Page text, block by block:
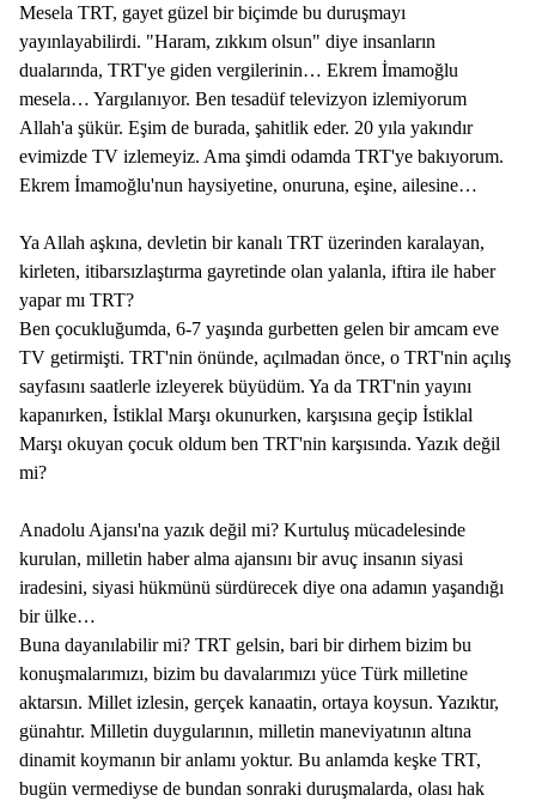
Mesela TRT, gayet güzel bir biçimde bu duruşmayı
yayınlayabilirdi. "Haram, zıkkım olsun" diye insanların
dualarında, TRT'ye giden vergilerinin… Ekrem İmamoğlu
mesela… Yargılanıyor. Ben tesadüf televizyon izlemiyorum
Allah'a şükür. Eşim de burada, şahitlik eder. 20 yıla yakındır
evimizde TV izlemeyiz. Ama şimdi odamda TRT'ye bakıyorum.
Ekrem İmamoğlu'nun haysiyetine, onuruna, eşine, ailesine…
Ya Allah aşkına, devletin bir kanalı TRT üzerinden karalayan,
kirleten, itibarsızlaştırma gayretinde olan yalanla, iftira ile haber
yapar mı TRT?
Ben çocukluğumda, 6-7 yaşında gurbetten gelen bir amcam eve
TV getirmişti. TRT'nin önünde, açılmadan önce, o TRT'nin açılış
sayfasını saatlerle izleyerek büyüdüm. Ya da TRT'nin yayını
kapanırken, İstiklal Marşı okunurken, karşısına geçip İstiklal
Marşı okuyan çocuk oldum ben TRT'nin karşısında. Yazık değil
mi?
Anadolu Ajansı'na yazık değil mi? Kurtuluş mücadelesinde
kurulan, milletin haber alma ajansını bir avuç insanın siyasi
iradesini, siyasi hükmünü sürdürecek diye ona adamın yaşandığı
bir ülke…
Buna dayanılabilir mi? TRT gelsin, bari bir dirhem bizim bu
konuşmalarımızı, bizim bu davalarımızı yüce Türk milletine
aktarsın. Millet izlesin, gerçek kanaatin, ortaya koysun. Yazıktır,
günahtır. Milletin duygularının, milletin maneviyatının altına
dinamit koymanın bir anlamı yoktur. Bu anlamda keşke TRT,
bugün vermediyse de bundan sonraki duruşmalarda, olası hak